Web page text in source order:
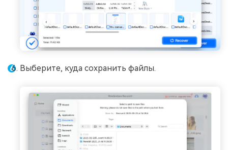
Выберите, куда сохранить файлы.